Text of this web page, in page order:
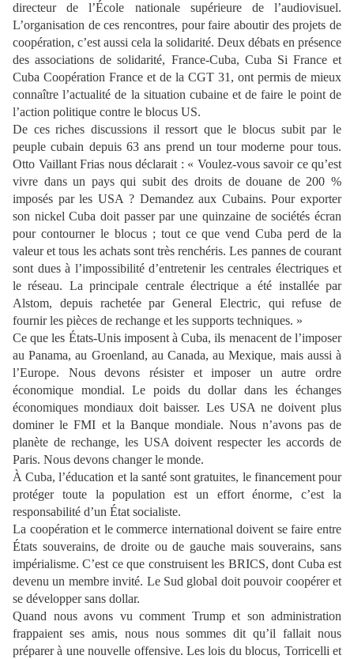
directeur de l’École nationale supérieure de l’audiovisuel.
L’organisation de ces rencontres, pour faire aboutir des projets de
coopération, c’est aussi cela la solidarité. Deux débats en présence
des associations de solidarité, France-Cuba, Cuba Si France et
Cuba Coopération France et de la CGT 31, ont permis de mieux
connaître l’actualité de la situation cubaine et de faire le point de
l’action politique contre le blocus US.
De ces riches discussions il ressort que le blocus subit par le
peuple cubain depuis 63 ans prend un tour moderne pour tous.
Otto Vaillant Frias nous déclarait : « Voulez-vous savoir ce qu’est
vivre dans un pays qui subit des droits de douane de 200 %
imposés par les USA ? Demandez aux Cubains. Pour exporter
son nickel Cuba doit passer par une quinzaine de sociétés écran
pour contourner le blocus ; tout ce que vend Cuba perd de la
valeur et tous les achats sont très renchéris. Les pannes de courant
sont dues à l’impossibilité d’entretenir les centrales électriques et
le réseau. La principale centrale électrique a été installée par
Alstom, depuis rachetée par General Electric, qui refuse de
fournir les pièces de rechange et les supports techniques. »
Ce que les États-Unis imposent à Cuba, ils menacent de l’imposer
au Panama, au Groenland, au Canada, au Mexique, mais aussi à
l’Europe. Nous devons résister et imposer un autre ordre
économique mondial. Le poids du dollar dans les échanges
économiques mondiaux doit baisser. Les USA ne doivent plus
dominer le FMI et la Banque mondiale. Nous n’avons pas de
planète de rechange, les USA doivent respecter les accords de
Paris. Nous devons changer le monde.
À Cuba, l’éducation et la santé sont gratuites, le financement pour
protéger toute la population est un effort énorme, c’est la
responsabilité d’un État socialiste.
La coopération et le commerce international doivent se faire entre
États souverains, de droite ou de gauche mais souverains, sans
impérialisme. C’est ce que construisent les BRICS, dont Cuba est
devenu un membre invité. Le Sud global doit pouvoir coopérer et
se développer sans dollar.
Quand nous avons vu comment Trump et son administration
frappaient ses amis, nous nous sommes dit qu’il fallait nous
préparer à une nouvelle offensive. Les lois du blocus, Torricelli et